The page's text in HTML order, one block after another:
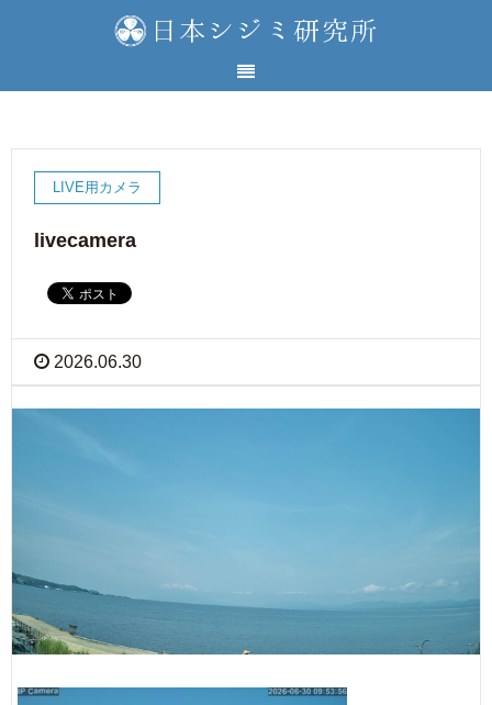
LIVE用カメラ
livecamera
2026.06.30